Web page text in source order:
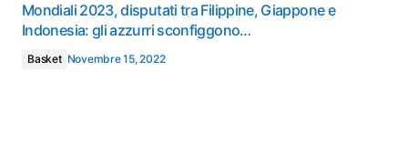
Mondiali 2023, disputati tra Filippine, Giappone e
Indonesia: gli azzurri sconfiggono…
Basket Novembre 15, 2022